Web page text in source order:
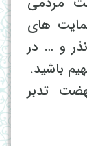
های
و … در
باشید.
تدبر